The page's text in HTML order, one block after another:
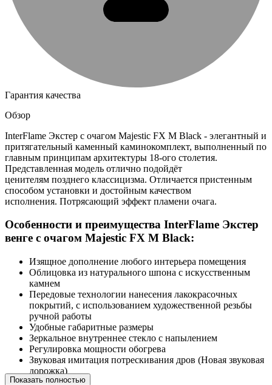
Гарантия качества
Обзор
InterFlame Экстер с очагом Majestic FX M Black - элегантный и
притягательный каменный каминокомплект, выполненный по
главным принципам архитектуры 18-ого столетия.
Представленная модель отлично подойдёт
ценителям позднего классицизма. Отличается пристенным
способом установки и достойным качеством
исполнения. Потрясающий эффект пламени очага.
Особенности и преимущества InterFlame Экстер
венге с очагом Majestic FX M Black:
Изящное дополнение любого интерьера помещения
Облицовка из натурального шпона с искусственным
камнем
Передовые технологии нанесения лакокрасочных
покрытий, с использованием художественной резьбы
ручной работы
Удобные габаритные размеры
Зеркальное внутреннее стекло с напылением
Регулировка мощности обогрева
Звуковая имитация потрескивания дров (Новая звуковая
дорожка)
Показать полностью